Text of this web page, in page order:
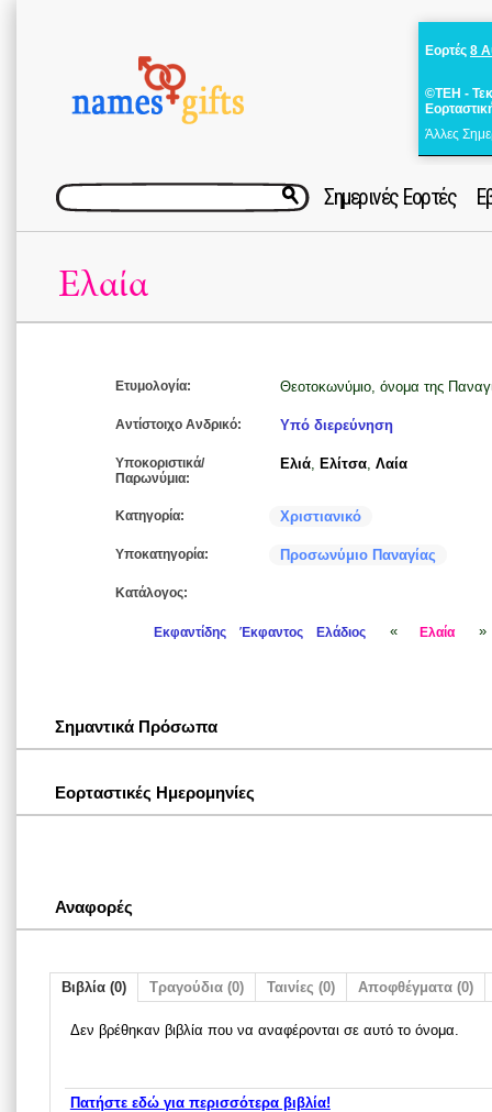
Εορτές 8
©ΤΕΗ -
Άλλες
Σημερινές Εορτές
Ελαία
Ετυμολογία: Θεοτοκωνύμιο, όνομα της
Αντίστοιχο Ανδρικό: Υπό διερεύνηση
Υποκοριστικά/
Παρωνύμια:
Ελιά, Ελίτσα, Λαία
Κατηγορία: Χριστιανικό
Υποκατηγορία: Προσωνύμιο Παναγίας
Κατάλογος:
Εκφαντίδης Έκφαντος Ελάδιος « Ελαία »
Σημαντικά Πρόσωπα
Εορταστικές Ημερομηνίες
Αναφορές
Βιβλία (0) Τραγούδια (0) Ταινίες (0) Αποφθέγματα (0)
Δεν βρέθηκαν βιβλία που να αναφέρονται σε αυτό το όνομα.
Πατήστε εδώ για περισσότερα βιβλία!